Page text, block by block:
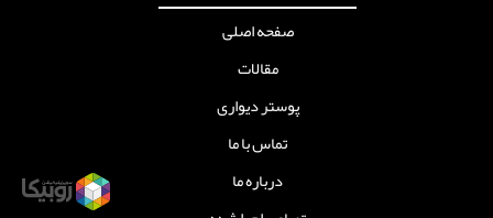
صفحه اصلی
مقالات
پوستر دیواری
تماس با ما
درباره ما